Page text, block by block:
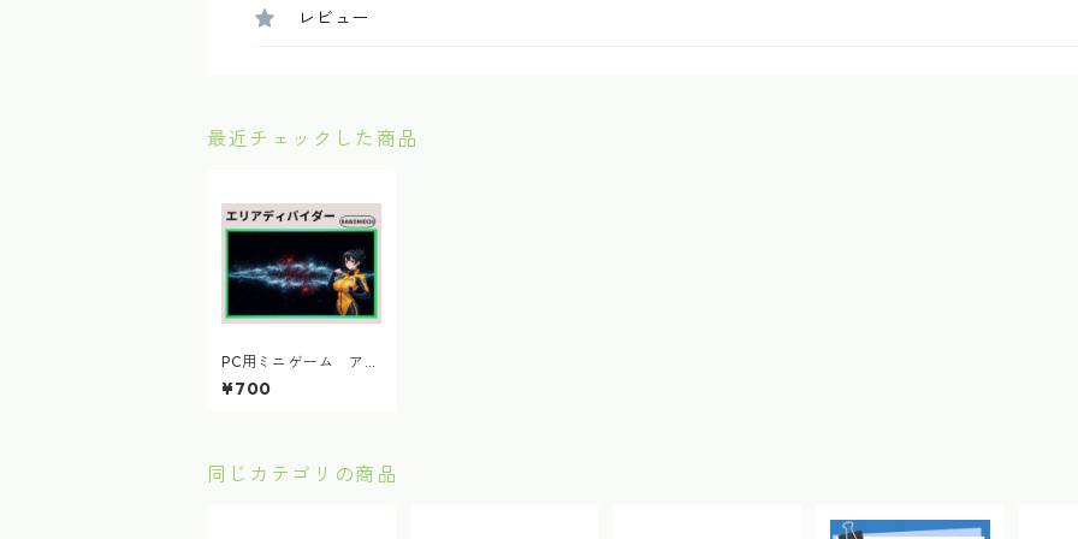
レビュー
最近チェックした商品
PC用ミニゲーム アク
ション エリアディバ
イダー
¥700
同じカテゴリの商品